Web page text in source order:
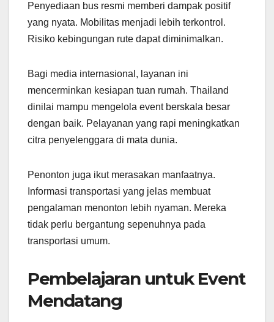
Penyediaan bus resmi memberi dampak positif
yang nyata. Mobilitas menjadi lebih terkontrol.
Risiko kebingungan rute dapat diminimalkan.
Bagi media internasional, layanan ini
mencerminkan kesiapan tuan rumah. Thailand
dinilai mampu mengelola event berskala besar
dengan baik. Pelayanan yang rapi meningkatkan
citra penyelenggara di mata dunia.
Penonton juga ikut merasakan manfaatnya.
Informasi transportasi yang jelas membuat
pengalaman menonton lebih nyaman. Mereka
tidak perlu bergantung sepenuhnya pada
transportasi umum.
Pembelajaran untuk Event
Mendatang